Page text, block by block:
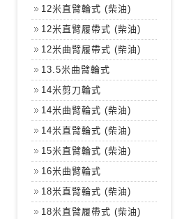
12米直臂輪式 (柴油)
12米直臂履帶式 (柴油)
12米曲臂履帶式 (柴油)
13.5米曲臂輪式
14米剪刀輪式
14米曲臂輪式 (柴油)
14米直臂輪式 (柴油)
15米直臂輪式 (柴油)
16米曲臂輪式
18米直臂輪式 (柴油)
18米直臂履帶式 (柴油)